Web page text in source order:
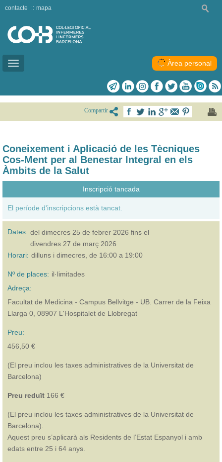
Toggle
contacte mapa
Àrea personal
Compartir
Coneixement i Aplicació de les Tècniques
Cos-Ment per al Benestar Integral en els
Àmbits de la Salut
Inscripció tancada
El període d'inscripcions està tancat.
Dates: del dimecres 25 de febrer 2026 fins el
divendres 27 de març 2026
Horari: dilluns i dimecres, de 16:00 a 19:00
Nº de places: il·limitades
Adreça:
Facultat de Medicina - Campus Bellvitge - UB. Carrer de la Feixa
Llarga 0, 08907 L'Hospitalet de Llobregat
Preu:
456,50 €
(El preu inclou les taxes administratives de la Universitat de
Barcelona)
Preu reduït 166 €
(El preu inclou les taxes administratives de la Universitat de
Barcelona).
Aquest preu s’aplicarà als Residents de l’Estat Espanyol i amb
edats entre 25 i 64 anys.